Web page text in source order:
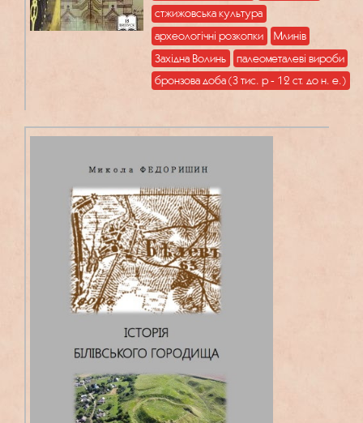
стжижовська культура
археологічні розкопки
Млинів
Західна Волинь
палеометалеві вироби
бронзова доба (3 тис. р - 12 ст. до н. е.)